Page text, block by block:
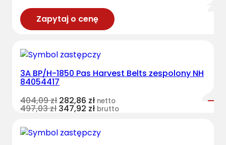
Zapytaj o cenę
3A BP/H-1850 Pas Harvest Belts zespolony NH
84054417
404,09zł 282,86 zł netto
497,03zł 347,92 zł brutto